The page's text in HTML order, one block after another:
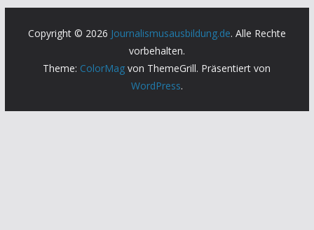
Copyright © 2026 Journalismusausbildung.de. Alle Rechte
vorbehalten.
Theme: ColorMag von ThemeGrill. Präsentiert von
WordPress.